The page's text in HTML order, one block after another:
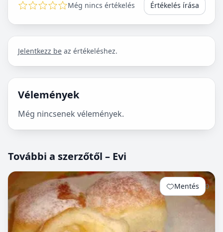
Még nincs értékelés Értékelés írása
Jelentkezz be az értékeléshez.
Vélemények
Még nincsenek vélemények.
További a szerzőtől – Evi
Mentés 0